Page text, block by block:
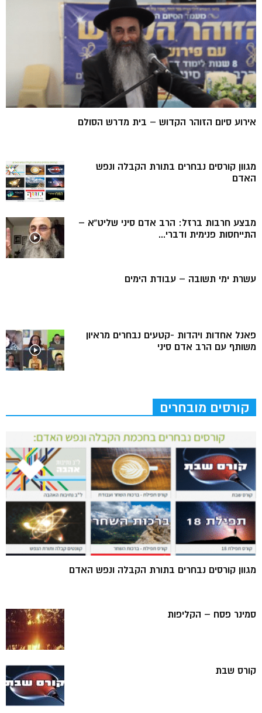
אירוע סיום הזוהר הקדוש – בית מדרש הסולם
מגוון קורסים נבחרים בתורת הקבלה ונפש
האדם
מבצע חרבות ברזל: הרב אדם סיני שליט”א –
התייחסות פנימית ודברי...
עשרת ימי תשובה – עבודת הימים
פאנל אחדות ויהדות -קטעים נבחרים מראיון
משותף עם הרב אדם סיני
קורסים מובחרים
מגוון קורסים נבחרים בתורת הקבלה ונפש האדם
סמינר פסח – הקליפות
קורס שבת